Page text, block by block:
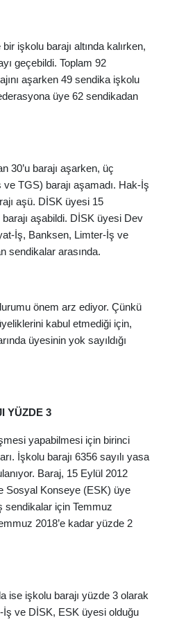
işkolu barajı altında kalırken,
geçebildi. Toplam 92
aşarken 49 sendika işkolu
üye 62 sendikadan
30’u barajı aşarken, üç
TGS) barajı aşamadı. Hak-İş
aşü. DİSK üyesi 15
aşabildi. DİSK üyesi Dev
İş, Banksen, Limter-İş ve
sendikalar arasında.
önem arz ediyor. Çünkü
kabul etmediği için,
üyesinin yok sayıldığı
YÜZDE 3
yapabilmesi için birinci
İşkolu barajı 6356 sayılı yasa
Baraj, 15 Eylül 2012
Sosyal Konseye (ESK) üye
sendikalar için Temmuz
2018’e kadar yüzde 2
ise işkolu barajı yüzde 3 olarak
ve DİSK, ESK üyesi olduğu